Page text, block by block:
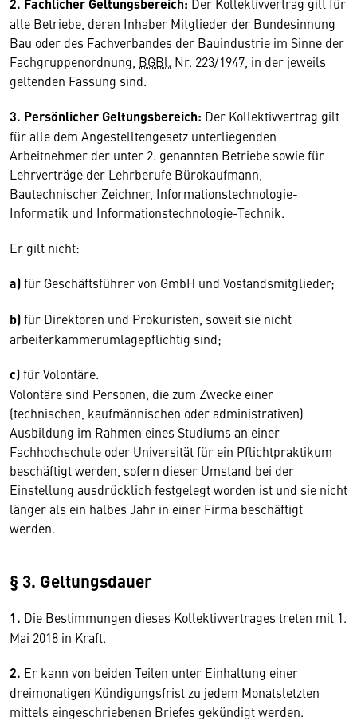
alle Betriebe, deren Inhaber Mitglieder der Bundesinnung
Bau oder des Fachverbandes der Bauindustrie im Sinne der
Fachgruppenordnung, BGBl. Nr. 223/1947, in der jeweils
geltenden Fassung sind.
3. Persönlicher Geltungsbereich: Der Kollektivvertrag gilt
für alle dem Angestelltengesetz unterliegenden
Arbeitnehmer der unter 2. genannten Betriebe sowie für
Lehrverträge der Lehrberufe Bürokaufmann,
Bautechnischer Zeichner, Informationstechnologie-
Informatik und Informationstechnologie-Technik.
Er gilt nicht:
a)für Geschäftsführer von GmbH und Vostandsmitglieder;
b)für Direktoren und Prokuristen, soweit sie nicht
arbeiterkammerumlagepflichtig sind;
c)für Volontäre.
Volontäre sind Personen, die zum Zwecke einer
(technischen, kaufmännischen oder administrativen)
Ausbildung im Rahmen eines Studiums an einer
Fachhochschule oder Universität für ein Pflichtpraktikum
beschäftigt werden, sofern dieser Umstand bei der
Einstellung ausdrücklich festgelegt worden ist und sie nicht
länger als ein halbes Jahr in einer Firma beschäftigt
werden.
§ 3. Geltungsdauer
1. Die Bestimmungen dieses Kollektivvertrages treten mit 1.
Mai 2018 in Kraft.
2. Er kann von beiden Teilen unter Einhaltung einer
dreimonatigen Kündigungsfrist zu jedem Monatsletzten
mittels eingeschriebenen Briefes gekündigt werden.